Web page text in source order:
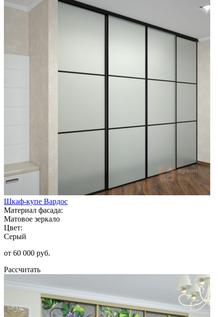
Шкаф-купе Вардос
Материал фасада:
Матовое зеркало
Цвет:
Серый
от 60 000 руб.
Рассчитать